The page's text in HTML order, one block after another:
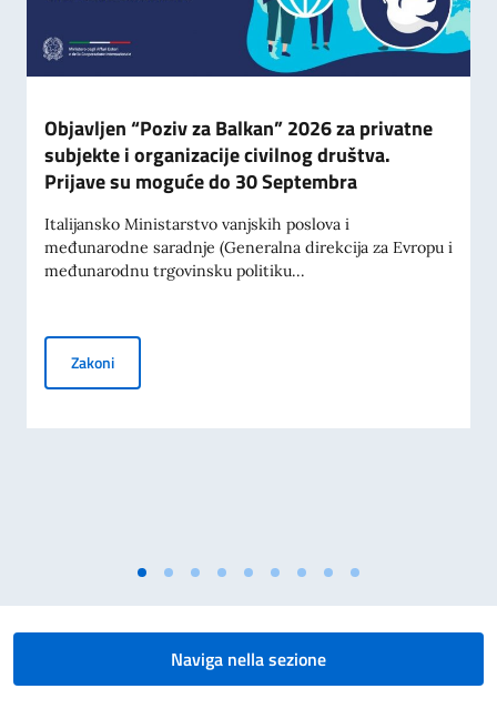
Objavljen “Poziv za Balkan” 2026 za privatne
subjekte i organizacije civilnog društva.
Prijave su moguće do 30 Septembra
Italijansko Ministarstvo vanjskih poslova i
međunarodne saradnje (Generalna direkcija za Evropu i
međunarodnu trgovinsku politiku...
ZakoniObjavljen “Poziv za Balkan” 2026 za privatne subjekte i
Naviga nella sezione